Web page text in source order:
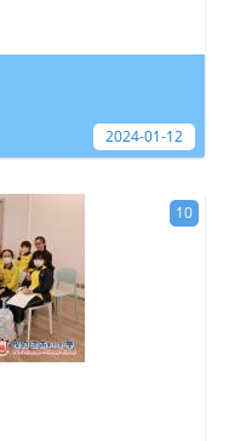
2024-01-12
10